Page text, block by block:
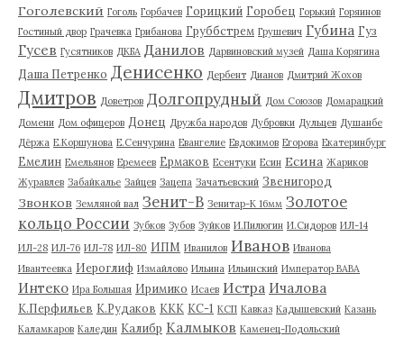
Гоголевский Гоголь Горбачев Горицкий Горобец Горький Горяинов
Гостиный двор Грачевка Грибанова Груббстрем Грушевич Губина Гуз
Гусев Гусятников ДКБА Данилов Дарвиновский музей Даша Корягина
Даша Петренко Денисенко Дербент Дианов Дмитрий Жохов
Дмитров Доветров Долгопрудный Дом Союзов Домарацкий
Домени Дом офицеров Донец Дружба народов Дубровки Дульцев Душанбе
Дёржа Е.Коршунова Е.Сенчурина Евангелие Евдокимов Егорова Екатеринбург
Емелин Емельянов Еремеев Ермаков Есентуки Есин Есина Жариков
Журавлев Забайкалье Зайцев Зацепа Зачатьевский Звенигород
Звонков Земляной вал Зенит-В Зенитар-К 16мм Золотое
кольцо России Зубков Зубов Зуйков И.Пилюгин И.Сидоров ИЛ-14
ИЛ-28 ИЛ-76 ИЛ-78 ИЛ-80 ИПМ Иванилов Иванов Иванова
Ивантеевка Иероглиф Измайлово Ильина Ильинский Император ВАВА
Интеко Ира Большая Иримико Исаев Истра Ичалова
К.Перфильев К.Рудаков ККК КС-1 КСП Кавказ Кадышевский Казань
Каламкаров Каледин Калибр Калмыков Каменец-Подольский